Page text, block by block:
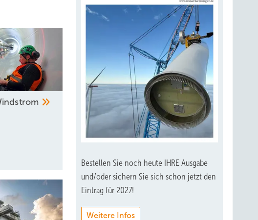
Bestellen Sie noch heute IHRE Ausgabe
und/oder sichern Sie sich schon jetzt den
Eintrag für 2027!
Weitere Infos